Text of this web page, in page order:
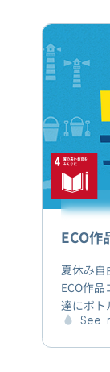
覚を養い
て、ま
で楽し
ECO作
夏休み自
ECO作
達にボト
ものを
See